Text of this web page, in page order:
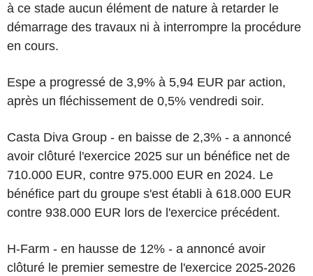
à ce stade aucun élément de nature à retarder le
démarrage des travaux ni à interrompre la procédure
en cours.
Espe a progressé de 3,9% à 5,94 EUR par action,
après un fléchissement de 0,5% vendredi soir.
Casta Diva Group - en baisse de 2,3% - a annoncé
avoir clôturé l'exercice 2025 sur un bénéfice net de
710.000 EUR, contre 975.000 EUR en 2024. Le
bénéfice part du groupe s'est établi à 618.000 EUR
contre 938.000 EUR lors de l'exercice précédent.
H-Farm - en hausse de 12% - a annoncé avoir
clôturé le premier semestre de l'exercice 2025-2026